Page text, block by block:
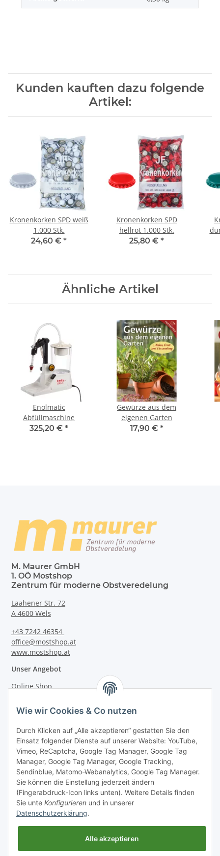
Kunden kauften dazu folgende
Artikel:
Kronenkorken SPD weiß
1.000 Stk.
24,60 € *
Kronenkorken SPD
hellrot 1.000 Stk.
25,80 € *
Ähnliche Artikel
Enolmatic
Abfüllmaschine
325,20 € *
Gewürze aus dem
eigenen Garten
17,90 € *
M. Maurer GmbH
1. OÖ Mostshop
Zentrum für moderne Obstveredelung
Laahener Str. 72
A 4600 Wels
+43 7242 46354
office@mostshop.at
www.mostshop.at
Unser Angebot
Online Shop
Informationen
Gesetzliche Informationen
Wie wir Cookies & Co nutzen
Durch Klicken auf „Alle akzeptieren“ gestatten Sie den
Einsatz folgender Dienste auf unserer Website: YouTube,
Vimeo, ReCaptcha, Google Tag Manager, Google Tag
Manager, Google Tag Manager, Google Tracking,
Sendinblue, Matomo-Webanalytics, Google Tag Manager.
Sie können die Einstellung jederzeit ändern
(Fingerabdruck-Icon links unten). Weitere Details finden
Sie unte Konfigurieren und in unserer
Datenschutzerklärung.
Alle akzeptieren